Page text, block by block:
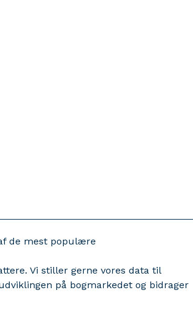
de mest populære
Vi stiller gerne vores data til
på bogmarkedet og bidrager